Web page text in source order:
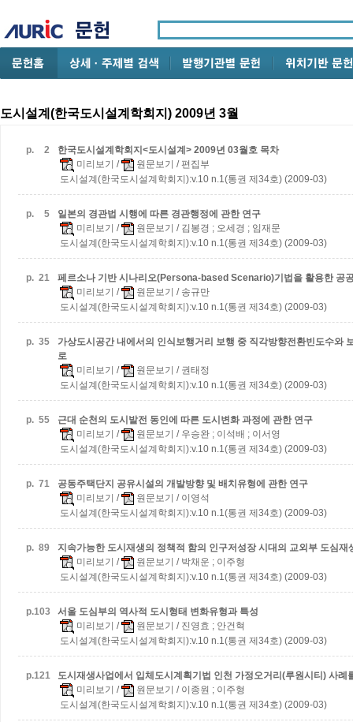
도시설계(한국도시설계학회지) 2009년 3월
p. 2
한국도시설계학회지<도시설계> 2009년 03월호 목차
미리보기 / 원문보기 / 편집부
도시설계(한국도시설계학회지):v.10 n.1(통권 제34호) (2009-03)
p. 5
일본의 경관법 시행에 따른 경관행정에 관한 연구
미리보기 / 원문보기 / 김봉경 ; 오세경 ; 임재문
도시설계(한국도시설계학회지):v.10 n.1(통권 제34호) (2009-03)
p. 21
페르소나 기반 시나리오(Persona-based Scenario)기법을 활용한 공
미리보기 / 원문보기 / 송규만
도시설계(한국도시설계학회지):v.10 n.1(통권 제34호) (2009-03)
p. 35 가상도시공간 내에서의 인식보행거리 보행 중 직각방향전환빈도수와
로
미리보기 / 원문보기 / 권태정
도시설계(한국도시설계학회지):v.10 n.1(통권 제34호) (2009-03)
p. 55
근대 순천의 도시발전 동인에 따른 도시변화 과정에 관한 연구
미리보기 / 원문보기 / 우승완 ; 이석배 ; 이서영
도시설계(한국도시설계학회지):v.10 n.1(통권 제34호) (2009-03)
p. 71
공동주택단지 공유시설의 개발방향 및 배치유형에 관한 연구
미리보기 / 원문보기 / 이영석
도시설계(한국도시설계학회지):v.10 n.1(통권 제34호) (2009-03)
p. 89 지속가능한 도시재생의 정책적 함의 인구저성장 시대의 교외부 도심재
미리보기 / 원문보기 / 박채운 ; 이주형
도시설계(한국도시설계학회지):v.10 n.1(통권 제34호) (2009-03)
p.103
서울 도심부의 역사적 도시형태 변화유형과 특성
미리보기 / 원문보기 / 진영효 ; 안건혁
도시설계(한국도시설계학회지):v.10 n.1(통권 제34호) (2009-03)
p.121 도시재생사업에서 입체도시계획기법 인천 가정오거리(루원시티) 사례
미리보기 / 원문보기 / 이종원 ; 이주형
도시설계(한국도시설계학회지):v.10 n.1(통권 제34호) (2009-03)